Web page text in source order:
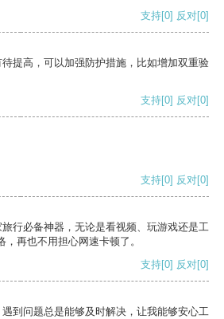
支持[0] 反对[0]
提高，可以加强防护措施，比如增加双重验
支持[0] 反对[0]
支持[0] 反对[0]
行必备神器，无论是看视频、玩游戏还是工
再也不用担心网速卡顿了。
支持[0] 反对[0]
到问题总是能够及时解决，让我能够安心工